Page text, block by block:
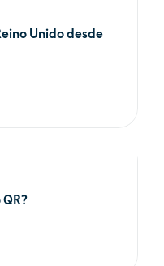
Unido desde